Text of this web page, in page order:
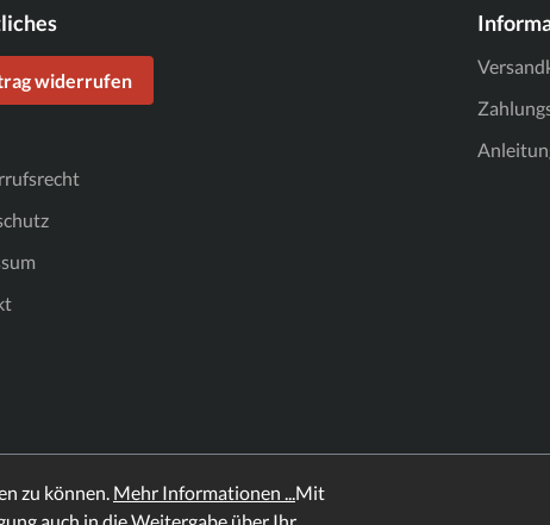
widerrufen
zu können. Mehr Informationen ...Mit